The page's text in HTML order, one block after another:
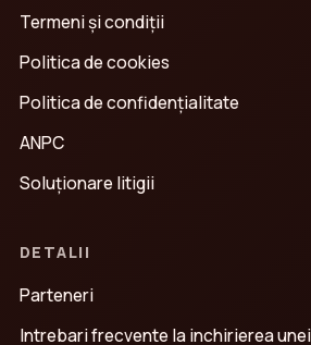
Termeni și condiții
Politica de cookies
Politica de confidenţialitate
ANPC
Soluționare litigii
DETALII
Parteneri
Intrebari frecvente la inchirierea